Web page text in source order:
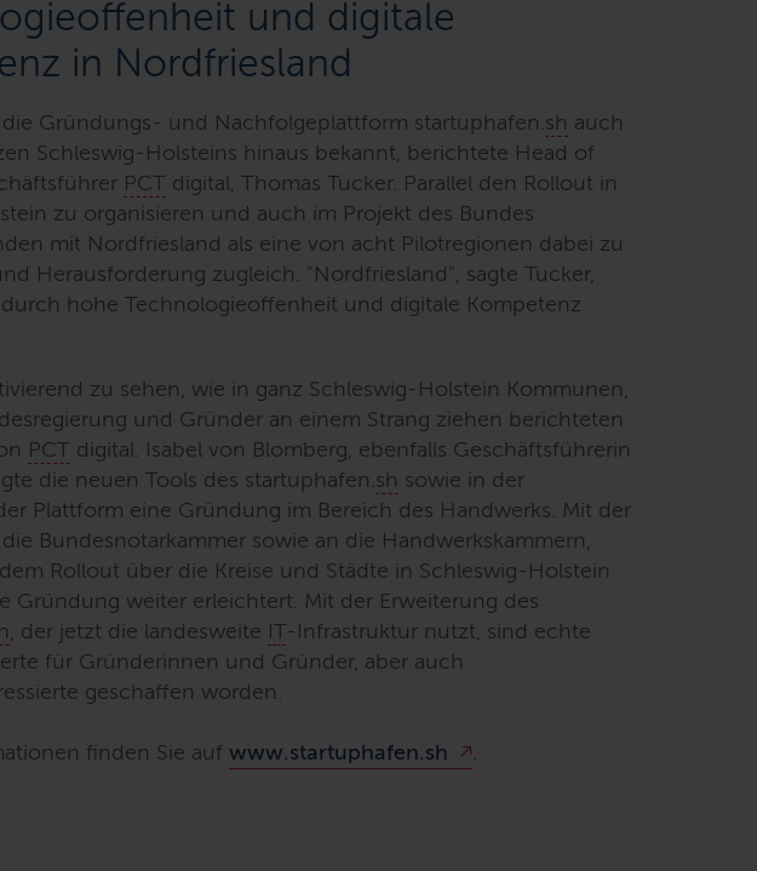
und digitale
in Nordfriesland
Gründungs- und Nachfolgeplattform startuphafen.sh auch
Schleswig-Holsteins hinaus bekannt, berichtete Head of
PCT digital, Thomas Tucker. Parallel den Rollout in
zu organisieren und auch im Projekt des Bundes
mit Nordfriesland als eine von acht Pilotregionen dabei zu
Herausforderung zugleich. "Nordfriesland" , sagte Tucker,
hohe Technologieoffenheit und digitale Kompetenz
zu sehen, wie in ganz Schleswig-Holstein Kommunen,
und Gründer an einem Strang ziehen berichteten
PCT digital. Isabel von Blomberg, ebenfalls Geschäftsführerin
die neuen Tools des startuphafen.sh sowie in der
Plattform eine Gründung im Bereich des Handwerks. Mit der
Bundesnotarkammer sowie an die Handwerkskammern,
Rollout über die Kreise und Städte in Schleswig-Holstein
Gründung weiter erleichtert. Mit der Erweiterung des
, der jetzt die landesweite IT-Infrastruktur nutzt, sind echte
für Gründerinnen und Gründer, aber auch
geschaffen worden.
finden Sie auf www.startuphafen.sh .